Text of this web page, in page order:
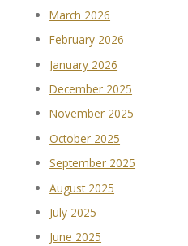
March 2026
February 2026
January 2026
December 2025
November 2025
October 2025
September 2025
August 2025
July 2025
June 2025